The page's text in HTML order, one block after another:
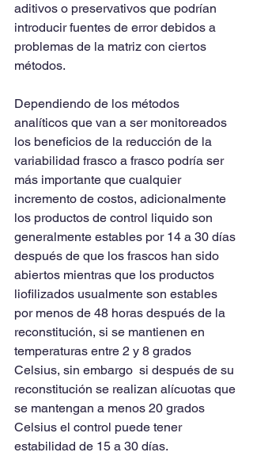
aditivos o preservativos que podrían
introducir fuentes de error debidos a
problemas de la matriz con ciertos
métodos.
Dependiendo de los métodos
analíticos que van a ser monitoreados
los beneficios de la reducción de la
variabilidad frasco a frasco podría ser
más importante que cualquier
incremento de costos, adicionalmente
los productos de control liquido son
generalmente estables por 14 a 30 días
después de que los frascos han sido
abiertos mientras que los productos
liofilizados usualmente son estables
por menos de 48 horas después de la
reconstitución, si se mantienen en
temperaturas entre 2 y 8 grados
Celsius, sin embargo  si después de su
reconstitución se realizan alícuotas que
se mantengan a menos 20 grados
Celsius el control puede tener
estabilidad de 15 a 30 días.